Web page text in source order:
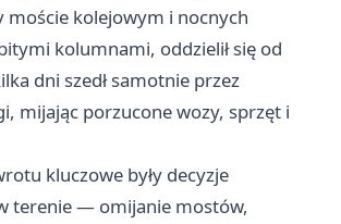
moście kolejowym i nocnych
kolumnami, oddzielił się od
dni szedł samotnie przez
mijając porzucone wozy, sprzęt i
kluczowe były decyzje
terenie — omijanie mostów,